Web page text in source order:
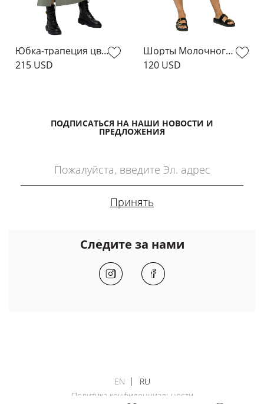
Юбка-трапеция цвета хаки
215 USD
Шорты Молочного Цвета
120 USD
ПОДПИСАТЬСЯ НА НАШИ НОВОСТИ И
ПРЕДЛОЖЕНИЯ
Следите за нами
Политика конфиденциальности
EN RU